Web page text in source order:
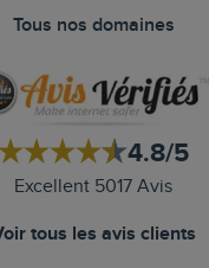
Tous nos domaines
4.8/5
Excellent 5017 Avis
tous les avis clients